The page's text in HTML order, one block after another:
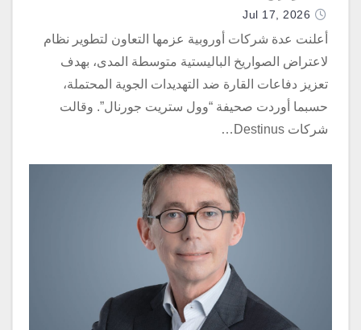
Jul 17, 2026
أعلنت عدة شركات أوروبية عزمها التعاون لتطوير نظام
لاعتراض الصواريخ الباليستية متوسطة المدى، بهدف
تعزيز دفاعات القارة ضد التهديدات الجوية المحتملة،
حسبما أوردت صحيفة “وول ستريت جورنال”. وقالت
شركات Destinus…